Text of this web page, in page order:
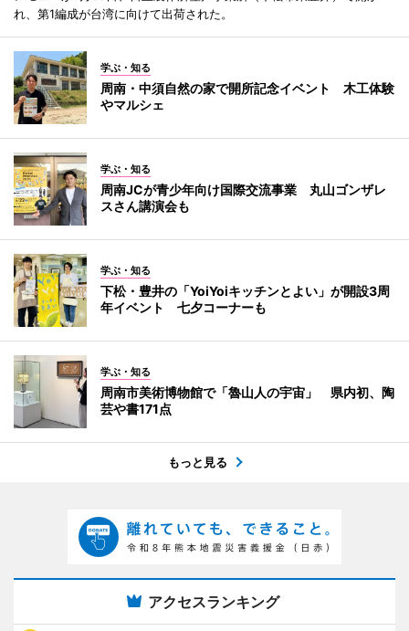
れ、第1編成が台湾に向けて出荷された。
学ぶ・知る
周南・中須自然の家で開所記念イベント 木工体験
やマルシェ
学ぶ・知る
周南JCが青少年向け国際交流事業 丸山ゴンザレ
スさん講演会も
学ぶ・知る
下松・豊井の「YoiYoiキッチンとよい」が開設3周
年イベント 七夕コーナーも
学ぶ・知る
周南市美術博物館で「魯山人の宇宙」 県内初、陶
芸や書171点
もっと見る
アクセスランキング